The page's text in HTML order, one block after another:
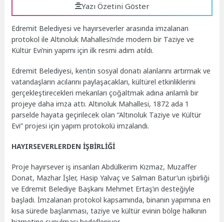
Yazı Özetini Göster
Edremit Belediyesi ve hayırseverler arasında imzalanan
protokol ile Altınoluk Mahallesi’nde modern bir Taziye ve
Kültür Evi’nin yapımı için ilk resmi adım atıldı.
Edremit Belediyesi, kentin sosyal donatı alanlarını artırmak ve
vatandaşların acılarını paylaşacakları, kültürel etkinliklerini
gerçekleştirecekleri mekanları çoğaltmak adına anlamlı bir
projeye daha imza attı. Altınoluk Mahallesi, 1872 ada 1
parselde hayata geçirilecek olan “Altınoluk Taziye ve Kültür
Evi” projesi için yapım protokolü imzalandı.
HAYIRSEVERLERDEN İŞBİRLİĞİ
Proje hayırsever iş insanları Abdülkerim Kızmaz, Muzaffer
Donat, Mazhar İşler, Hasip Yalvaç ve Salman Batur’un işbirliği
ve Edremit Belediye Başkanı Mehmet Ertaş’ın desteğiyle
başladı. İmzalanan protokol kapsamında, binanın yapımına en
kısa sürede başlanması, taziye ve kültür evinin bölge halkının